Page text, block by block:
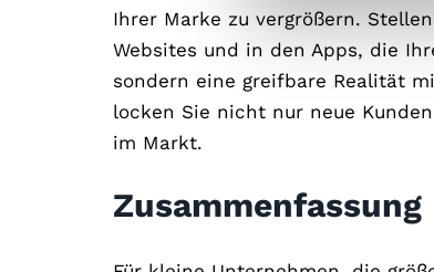
Ihrer Marke zu vergrößern.
Websites und in den Apps, die
sondern eine greifbare Realität
locken Sie nicht nur neue
im Markt.
Zusammenfassung